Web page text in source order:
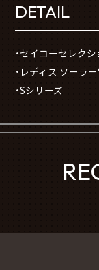
DETAIL
・セイコーセレク
・レディス ソーラ
・Sシリーズ